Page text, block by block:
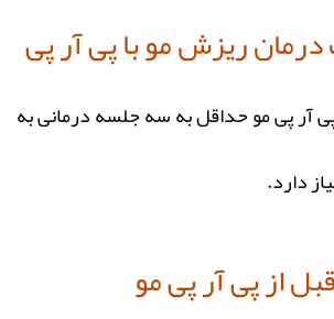
ریزش مو با پی آر پی
آر پی مو حداقل به سه جلسه درمانی به
از پی آر پی مو